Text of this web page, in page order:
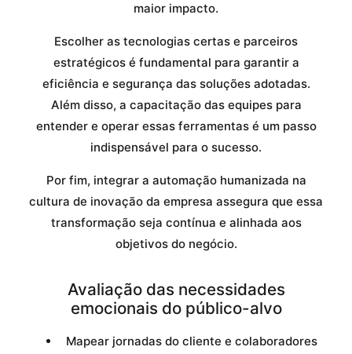
maior impacto.
Escolher as tecnologias certas e parceiros
estratégicos é fundamental para garantir a
eficiência e segurança das soluções adotadas.
Além disso, a capacitação das equipes para
entender e operar essas ferramentas é um passo
indispensável para o sucesso.
Por fim, integrar a automação humanizada na
cultura de inovação da empresa assegura que essa
transformação seja contínua e alinhada aos
objetivos do negócio.
Avaliação das necessidades
emocionais do público-alvo
Mapear jornadas do cliente e colaboradores